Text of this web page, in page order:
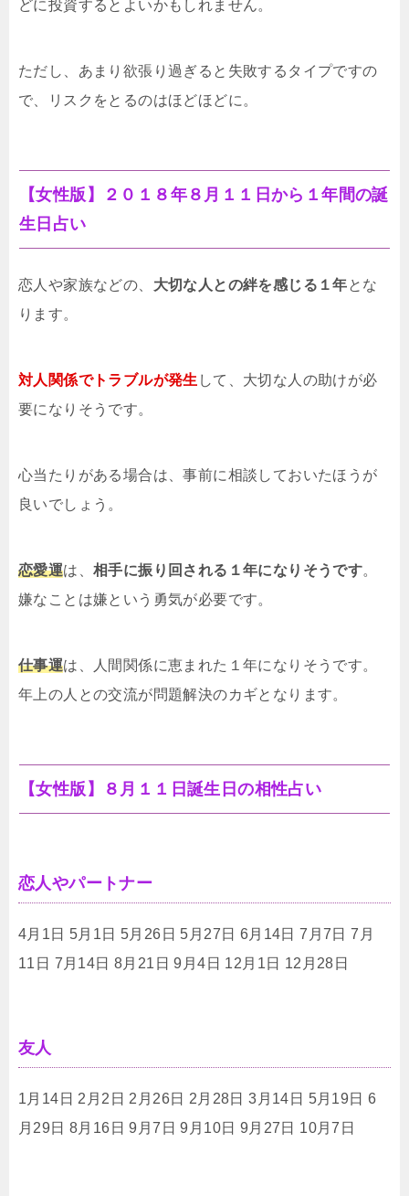
どに投資するとよいかもしれません。
ただし、あまり欲張り過ぎると失敗するタイプですの
で、リスクをとるのはほどほどに。
【女性版】２０１８年８月１１日から１年間の誕
生日占い
恋人や家族などの、 大切な人との絆を感じる１年とな
ります。
対人関係でトラブルが発生 して、大切な人の助けが必
要になりそうです。
心当たりがある場合は、事前に相談しておいたほうが
良いでしょう。
恋愛運は、相手に振り回される１年になりそうです。
嫌なことは嫌という勇気が必要です。
仕事運は、人間関係に恵まれた１年になりそうです。
年上の人との交流が問題解決のカギとなります。
【女性版】８月１１日誕生日の相性占い
恋人やパートナー
4月1日 5月1日 5月26日 5月27日 6月14日 7月7日 7月
11日 7月14日 8月21日 9月4日 12月1日 12月28日
友人
1月14日 2月2日 2月26日 2月28日 3月14日 5月19日 6
月29日 8月16日 9月7日 9月10日 9月27日 10月7日